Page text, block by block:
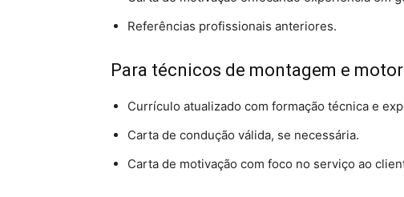
Referências profissionais anteriores.
Para técnicos de montagem e
Currículo atualizado com formação técnica e
Carta de condução válida, se necessária.
Carta de motivação com foco no serviço ao